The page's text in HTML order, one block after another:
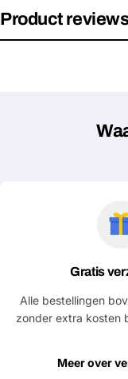
Deel dit
Jouw
email
Product
Gratis
Alle bestellingen
zonder extra kosten
Meer over